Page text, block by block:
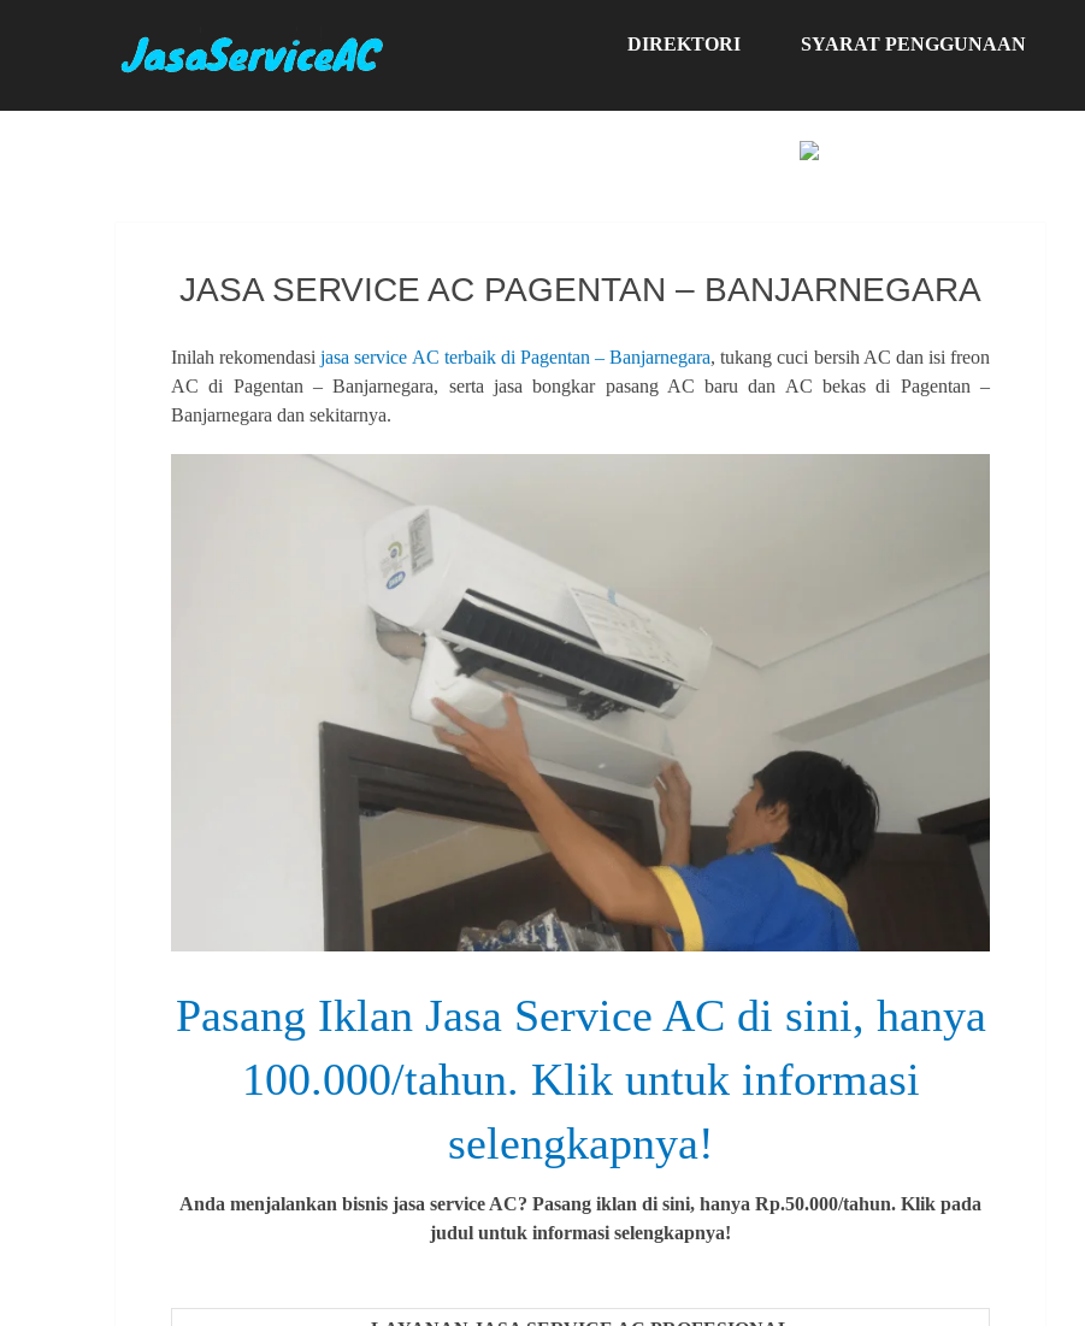
DIREKTORI SYARAT PENGGUNAAN
JASA SERVICE AC PAGENTAN – BANJARNEGARA
Inilah rekomendasijasa service AC terbaik di Pagentan – Banjarnegara, tukang cuci bersih AC dan isi freon
AC di Pagentan – Banjarnegara, serta jasa bongkar pasang AC baru dan AC bekas di Pagentan –
Banjarnegara dan sekitarnya.
Pasang Iklan Jasa Service AC di sini, hanya
100.000/tahun. Klik untuk informasi
selengkapnya!
Anda menjalankan bisnis jasa service AC? Pasang iklan di sini, hanya Rp.50.000/tahun. Klik pada
judul untuk informasi selengkapnya!